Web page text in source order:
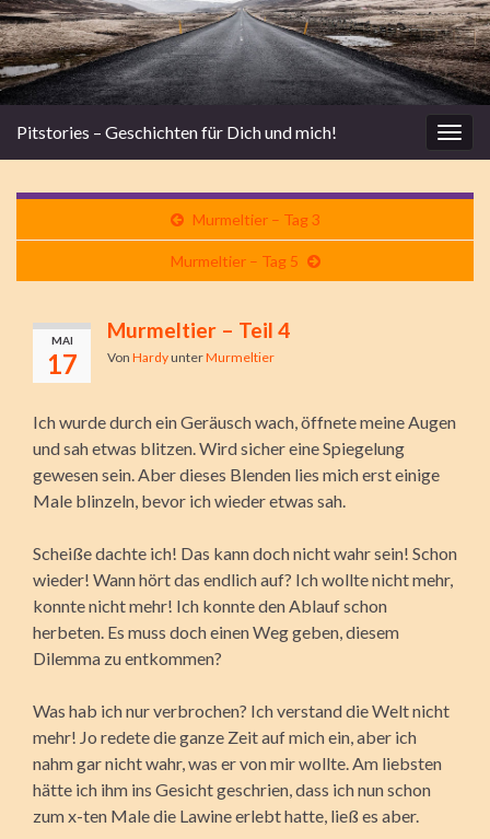
Pitstories – Geschichten für Dich und mich!
Murmeltier – Tag 3
Murmeltier – Tag 5
MAI
17
Murmeltier – Teil 4
Von HardyunterMurmeltier
Ich wurde durch ein Geräusch wach, öffnete meine Augen
und sah etwas blitzen. Wird sicher eine Spiegelung
gewesen sein. Aber dieses Blenden lies mich erst einige
Male blinzeln, bevor ich wieder etwas sah.
Scheiße dachte ich! Das kann doch nicht wahr sein! Schon
wieder! Wann hört das endlich auf? Ich wollte nicht mehr,
konnte nicht mehr! Ich konnte den Ablauf schon
herbeten. Es muss doch einen Weg geben, diesem
Dilemma zu entkommen?
Was hab ich nur verbrochen? Ich verstand die Welt nicht
mehr! Jo redete die ganze Zeit auf mich ein, aber ich
nahm gar nicht wahr, was er von mir wollte. Am liebsten
hätte ich ihm ins Gesicht geschrien, dass ich nun schon
zum x-ten Male die Lawine erlebt hatte, ließ es aber.